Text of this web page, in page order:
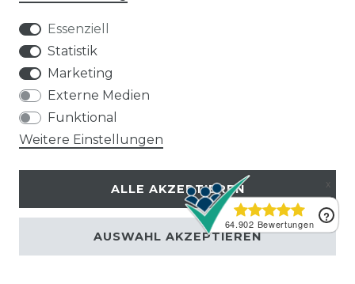
Der Sleep Modus verhindert das Auskühlen des
Raumes über die Nacht und garantiert zusätzlich
einen leisen Betrieb.
MILDEW
Dieser Modus gewähr-
leistet die Trocknung des Innengeräts nach dem
Essenziell
Statistik
Marketing
Externe Medien
Funktional
Weitere Einstellungen
ALLE AKZEPTIEREN
AUSWAHL AKZEPTIEREN